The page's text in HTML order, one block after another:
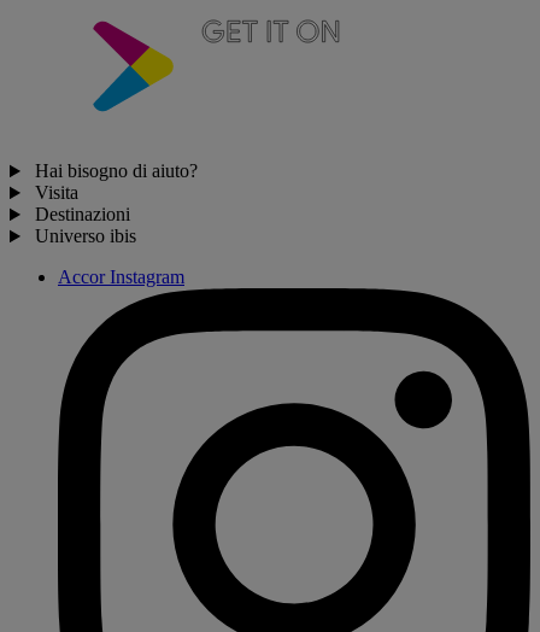
Hai bisogno di aiuto?
Visita
Destinazioni
Universo ibis
Accor Instagram